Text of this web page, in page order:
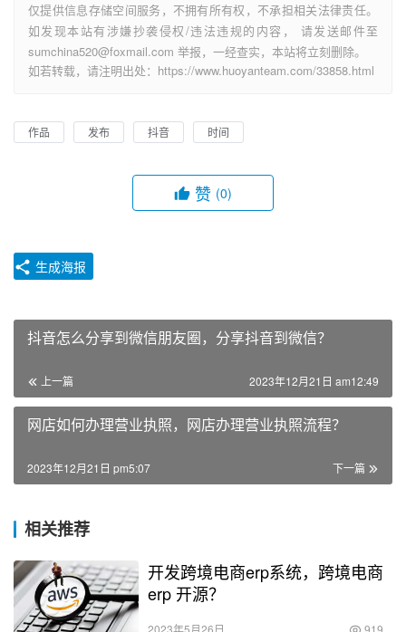
仅提供信息存储空间服务，不拥有所有权，不承担相关法律责任。
如发现本站有涉嫌抄袭侵权/违法违规的内容， 请发送邮件至
sumchina520@foxmail.com 举报，一经查实，本站将立刻删除。
如若转载，请注明出处：https://www.huoyanteam.com/33858.html
作品 发布 抖音 时间
赞 (0)
生成海报
抖音怎么分享到微信朋友圈，分享抖音到微信？
上一篇 2023年12月21日 am12:49
网店如何办理营业执照，网店办理营业执照流程？
下一篇
2023年12月21日 pm5:07
相关推荐
开发跨境电商erp系统，跨境电商
erp 开源？